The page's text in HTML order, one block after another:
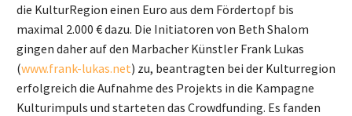
die KulturRegion einen Euro aus dem Fördertopf bis
maximal 2.000 € dazu. Die Initiatoren von Beth Shalom
gingen daher auf den Marbacher Künstler Frank Lukas
(www.frank-lukas.net) zu, beantragten bei der Kulturregion
erfolgreich die Aufnahme des Projekts in die Kampagne
Kulturimpuls und starteten das Crowdfunding. Es fanden